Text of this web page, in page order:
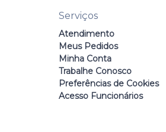
Serviços
Atendimento
Meus Pedidos
Minha Conta
Trabalhe Conosco
Preferências de Cookies
Acesso Funcionários